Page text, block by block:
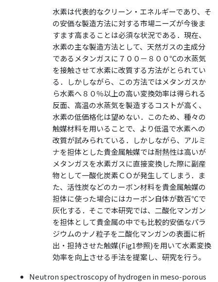
水素は代表的なクリーン・エネルギーであり、そ
の安価な製造方法に対する市場ニーズが今後ま
すます高まることは必須な状況である．現在、
水素の主な製造方法として、天然ガスの主成分
であるメタンガスに７００－８００℃の水蒸気
を接触させて水素に改質する方法がとられてい
る．しかしながら、この方法ではメタンガスか
ら水素へ８０％以上の高い変換効率は得られる
反面、高温の水蒸気を製造するコストが高く、
水素の低価格化は望めない．このため、種々の
触媒材料を用いることで、より低温で水素への
改質が試みられている．しかしながら、アルミ
ナを担体とした貴金属触媒では耐熱性は高いが
メタンガスを水素ガスに直接変換した際に副産
物として一酸化炭素ＣＯが発生してしまう．ま
た、活性炭などのカーボン材料を貴金属触媒の
担体に使った場合にはカーボン自体が数百℃で
灰化する．そこで本研究では、二酸化マンガン
を担体として貴金属の中でも比較的安価なパラ
ジウムのナノ粒子を二酸化マンガンの表面に析
出・担持させた触媒(Fig1参照)を用いて水素変換
効率を向上させる手法を提案し、研究を行う。
Neutron spectroscopy of hydrogen in meso-porous